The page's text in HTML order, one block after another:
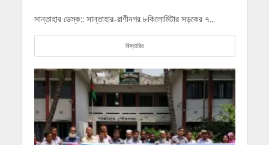
সান্তাহার ডেস্ক:: সান্তাহার-রাণীনগর ৮কিলোমিটার সড়কের ৭...
বিস্তারিত